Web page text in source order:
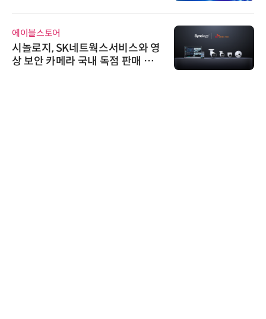
에이블스토어
시놀로지, SK네트웍스서비스와 영
상 보안 카메라 국내 독점 판매 파